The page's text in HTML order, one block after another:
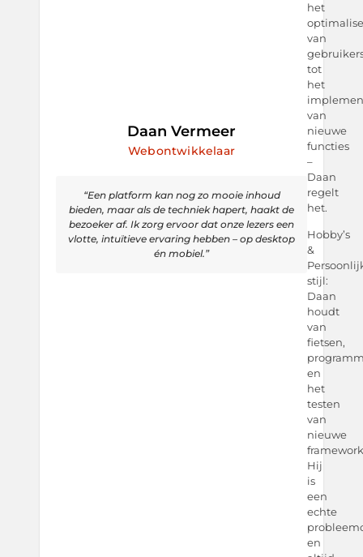
Daan Vermeer
Webontwikkelaar
“Een platform kan nog zo mooie inhoud
bieden, maar als de techniek hapert, haakt de
bezoeker af. Ik zorg ervoor dat onze lezers een
vlotte, intuïtieve ervaring hebben – op desktop
én mobiel.”
het
van
tot
het
van
nieuwe
functies
–
Daan
regelt
het.
Hobby’s
&
stijl:
Daan
houdt
van
fietsen,
en
het
testen
van
nieuwe
Hij
is
een
echte
en